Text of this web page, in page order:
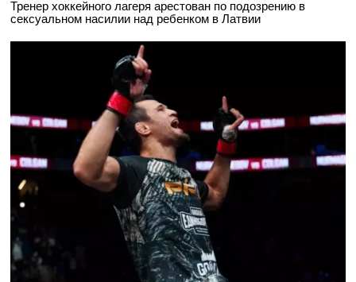
Тренер хоккейного лагеря арестован по подозрению в
сексуальном насилии над ребенком в Латвии